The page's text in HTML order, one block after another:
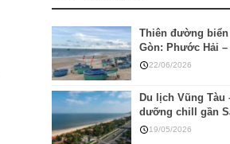
Thiên đường
Gòn: Phước Hải –
22/06/2026
Du lịch Vũng Tàu
dưỡng chill gần
19/05/2026